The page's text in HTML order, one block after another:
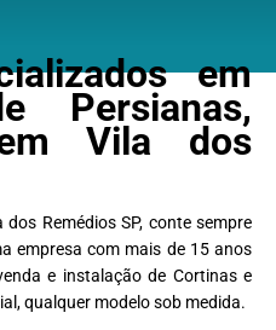
em
Persianas,
Vila dos
Remédios SP, conte sempre
empresa com mais de 15 anos
e instalação de Cortinas e
qualquer modelo sob medida.